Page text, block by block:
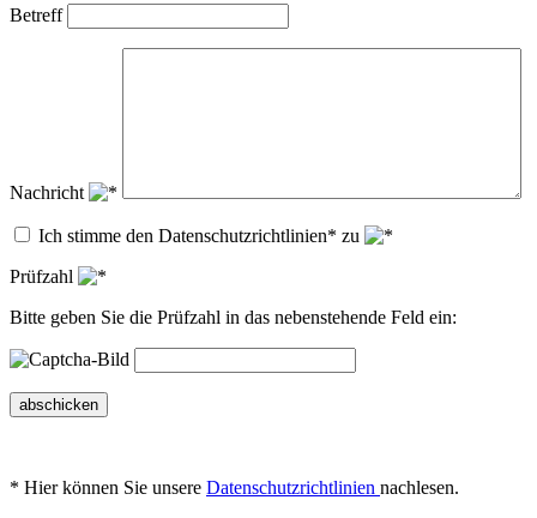
Betreff
Nachricht
Ich stimme den Datenschutzrichtlinien* zu
Prüfzahl
Bitte geben Sie die Prüfzahl in das nebenstehende Feld ein:
abschicken
* Hier können Sie unsere Datenschutzrichtlinien nachlesen.